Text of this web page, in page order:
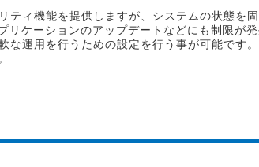
ティ機能を提供しますが、システムの状態を
リケーションのアップデートなどにも制限が
運用を行うための設定を行う事が可能です。